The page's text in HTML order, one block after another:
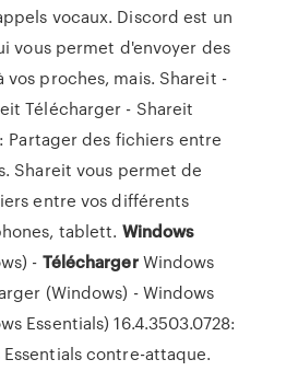
vocaux. Discord est un
vous permet d'envoyer des
vos proches, mais. Shareit -
Télécharger - Shareit
Partager des fichiers entre
Shareit vous permet de
entre vos différents
tablett. Windows
- TéléchargerWindows
(Windows) - Windows
Essentials) 16.4.3503.0728:
contre-attaque.